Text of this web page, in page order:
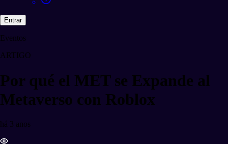
Entrar
Eventos
ARTIGO
Por qué el MET se Expande al
Metaverso con Roblox
há 3 anos